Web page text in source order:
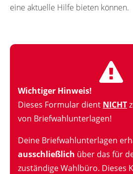
eine aktuelle Hilfe bieten können.
Wichtiger Hinweis!
Dieses Formular dient NICHT
von Briefwahlunterlagen!
Deine Briefwahlunterlagen
ausschließlich über das für
zuständige Wahlbüro. Dieses